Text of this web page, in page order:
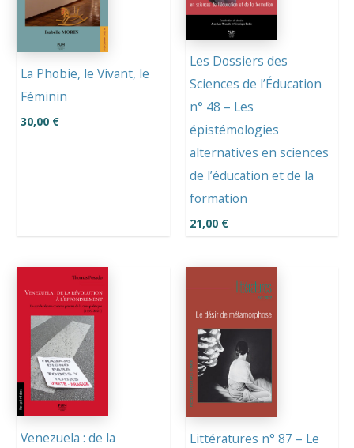
La Phobie, le Vivant, le
Féminin
30,00 €
Les Dossiers des
Sciences de l’Éducation
n° 48 – Les
épistémologies
alternatives en sciences
de l’éducation et de la
formation
21,00 €
Venezuela : de la
Littératures n° 87 – Le